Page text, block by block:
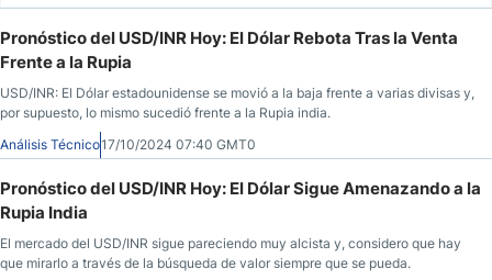
Pronóstico del USD/INR Hoy: El Dólar Rebota Tras la Venta
Frente a la Rupia
USD/INR: El Dólar estadounidense se movió a la baja frente a varias divisas y,
por supuesto, lo mismo sucedió frente a la Rupia india.
Análisis Técnico17/10/2024 07:40 GMT0
Pronóstico del USD/INR Hoy: El Dólar Sigue Amenazando a la
Rupia India
El mercado del USD/INR sigue pareciendo muy alcista y, considero que hay
que mirarlo a través de la búsqueda de valor siempre que se pueda.